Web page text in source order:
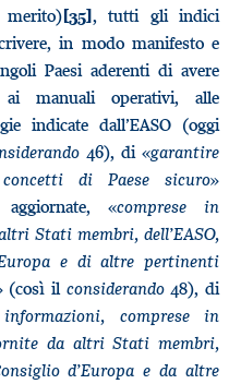
[35], tutti gli indici
in modo manifesto e
Paesi aderenti di avere
manuali operativi, alle
indicate dall’EASO (oggi
46), di «garantire
di Paese sicuro»
«comprese in
Stati membri, dell’EASO,
e di altre pertinenti
(così il considerando48), di
comprese in
da altri Stati membri,
d’Europa e da altre